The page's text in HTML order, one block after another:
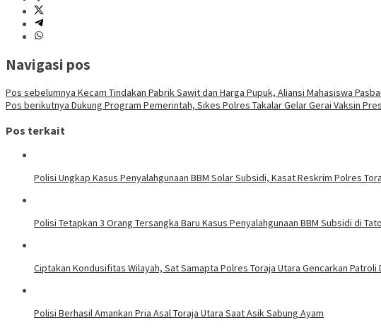
Navigasi pos
Pos sebelumnya Kecam Tindakan Pabrik Sawit dan Harga Pupuk, Aliansi Mahasiswa
Pos berikutnya Dukung Program Pemerintah, Sikes Polres Takalar Gelar Gerai Vaksin
Pos terkait
Polisi Ungkap Kasus Penyalahgunaan BBM Solar Subsidi, Kasat Reskrim Polres
Polisi Tetapkan 3 Orang Tersangka Baru Kasus Penyalahgunaan BBM Subsidi di
Ciptakan Kondusifitas Wilayah, Sat Samapta Polres Toraja Utara Gencarkan Patroli
Polisi Berhasil Amankan Pria Asal Toraja Utara Saat Asik Sabung Ayam